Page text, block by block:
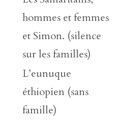
hommes et femmes
et Simon. (silence
sur les familles)
L’eunuque
éthiopien (sans
famille)